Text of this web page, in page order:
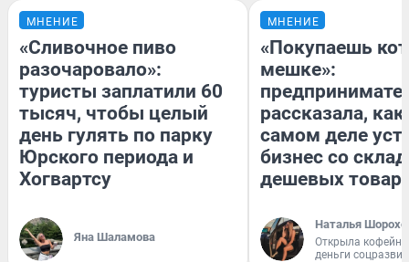
МНЕНИЕ
«Сливочное пиво
разочаровало»:
туристы заплатили 60
тысяч, чтобы целый
день гулять по парку
Юрского периода и
Хогвартсу
Яна Шаламова
МНЕНИЕ
«Покупаешь
мешке»:
рассказала, как
самом деле
бизнес со
дешевых
Наталья
Открыла
деньги